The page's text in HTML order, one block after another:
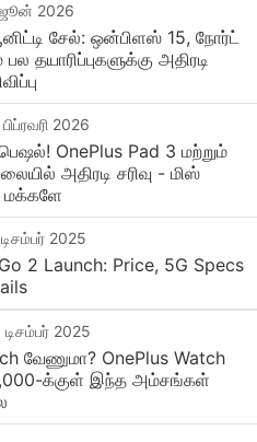
இது அதோட ரீ-
டெக் வட்டாரங்கள்ல
டிஸ்ப்ளேல இருந்து
12.1-இன்ச் 2.8K டிஸ்ப்ளே
வசதியோட வர்றதால, நீங்க
வீடியோ பார்க்கும்போதும் சரி,
மாதிரி ஸ்மூத்தா
இதுல மிரட்டலான
இவ்வளவு பெரிய
பத்தி கவலையே இல்லாம நாள்
33W ஃபாஸ்ட் சார்ஜிங்
இன்ஜின் அப்படின்னு
7300-அல்ட்ரா
2026
சேல்: ஒன்பிளஸ் 15, நோர்ட்
தயாரிப்புகளுக்கு அதிரடி
பிப்ரவரி 2026
OnePlus Pad 3 மற்றும்
அதிரடி சரிவு - மிஸ்
2025
2 Launch: Price, 5G Specs
டிசம்பர் 2025
வேணுமா? OnePlus Watch
க்குள் இந்த அம்சங்கள்